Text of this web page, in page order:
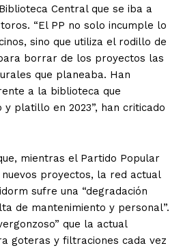
Central que se iba a
“El PP no solo incumple lo
sino que utiliza el rodillo de
borrar de los proyectos las
que planeaba. Han
a la biblioteca que
platillo en 2023”, han criticado
mientras el Partido Popular
proyectos, la red actual
sufre una “degradación
de mantenimiento y personal”.
que la actual
goteras y filtraciones cada vez